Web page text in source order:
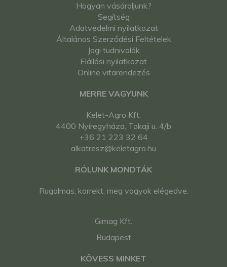
Hogyan vásároljunk?
Segítség
Adatvédelmi nyilatkozat
Általános Szerződési Feltételek
Jogi tudnivalók
Elállási nyilatkozat
Online vitarendezés
MERRE VAGYUNK
Kelet-Agro Kft.
4400 Nyíregyháza, Tokaji u. 4/b
+36 21 223 32 64
alkatresz@keletagro.hu
RÓLUNK MONDTÁK
Rugalmas, korrekt, meg vagyok elégedve.
Gimag Kft.
Budapest
KÖVESS MINKET